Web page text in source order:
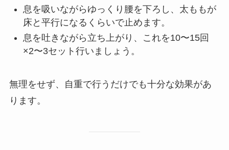
息を吸いながらゆっくり腰を下ろし、太ももが
床と平行になるくらいで止めます。
息を吐きながら立ち上がり、これを10〜15回
×2〜3セット行いましょう。
無理をせず、自重で行うだけでも十分な効果があ
ります。